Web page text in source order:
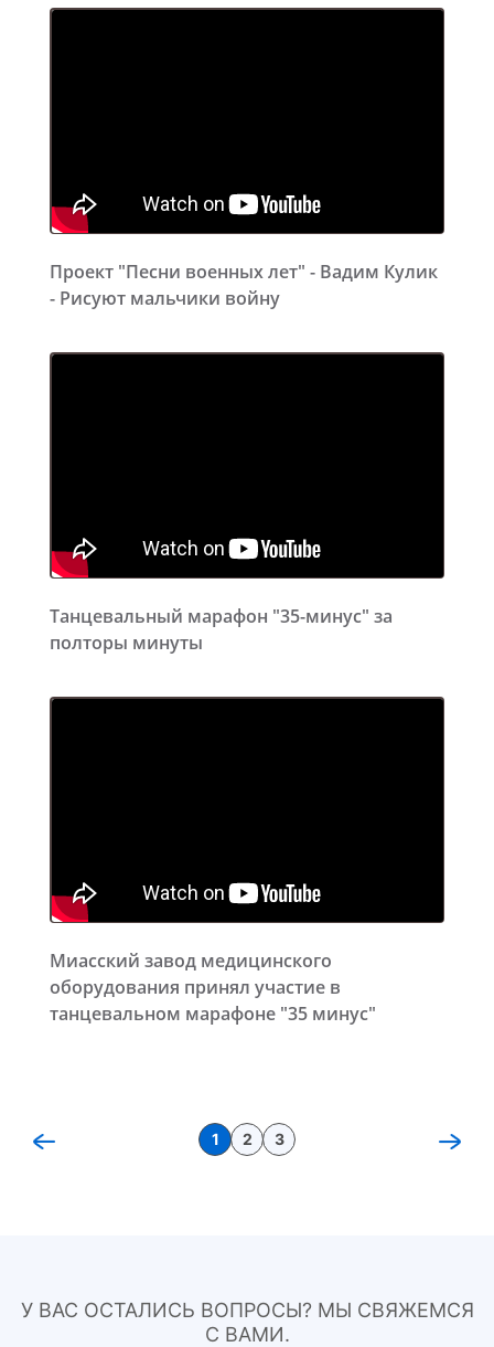
Проект "Песни военных лет" - Вадим Кулик
- Рисуют мальчики войну
Танцевальный марафон "35-минус" за
полторы минуты
Миасский завод медицинского
оборудования принял участие в
танцевальном марафоне "35 минус"
1 2 3
У ВАС ОСТАЛИСЬ ВОПРОСЫ? МЫ СВЯЖЕМСЯ
С ВАМИ.